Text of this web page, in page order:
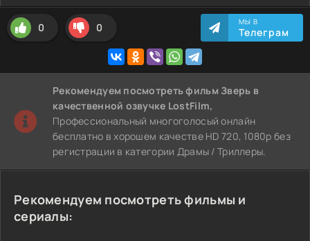
0 0 МЫ В
Телеграм
Рекомендуем посмотреть фильм Зверь в
качественной озвучке LostFilm,
Профессиональный многоголосый онлайн
бесплатно в хорошем качестве HD 720, 1080p без
регистрации в категории Драмы / Триллеры.
Рекомендуем посмотреть фильмы и
сериалы: